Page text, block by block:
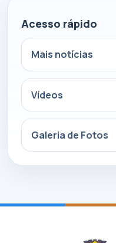
Acesso rápido
Mais notícias
Vídeos
Galeria de Fotos